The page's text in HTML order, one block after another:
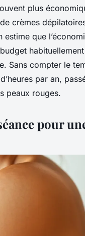
plus
crèmes
estime que
Sans compter le
par an,
peaux rouges.
pour